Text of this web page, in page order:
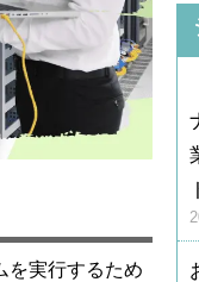
を実行するため